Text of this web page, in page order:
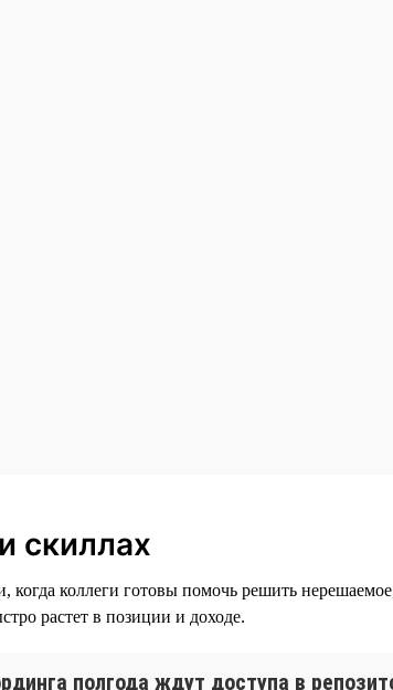
скиллах
коллеги готовы помочь решить
растет в позиции и доходе.
полгода ждут доступа в